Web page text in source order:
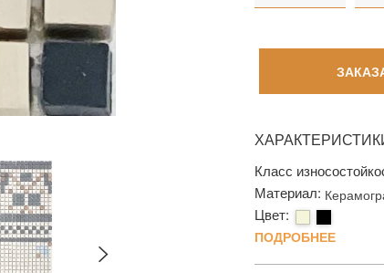
Класс
Материал:
Цвет:
ПОДРОБНЕЕ